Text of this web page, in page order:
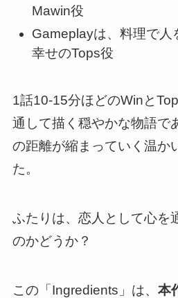
Mawin役
Gameplayは、料理で人
幸せのTops役
1話10-15分ほどのWinと
通して描く穏やかな物語で
の距離が縮まっていく温か
た。
ふたりは、恋人として心を
のかどうか？
この「Ingredients」は、 本